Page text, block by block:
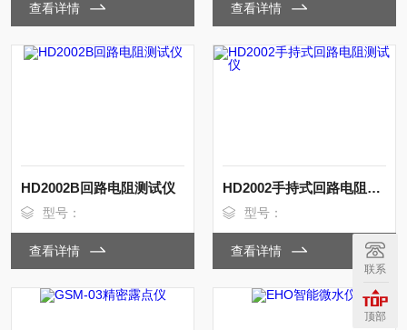
查看详情 查看详情
HD2002B回路电阻测试仪
型号：
查看详情
HD2002手持式回路电阻测试仪
型号：
查看详情
联系
顶部